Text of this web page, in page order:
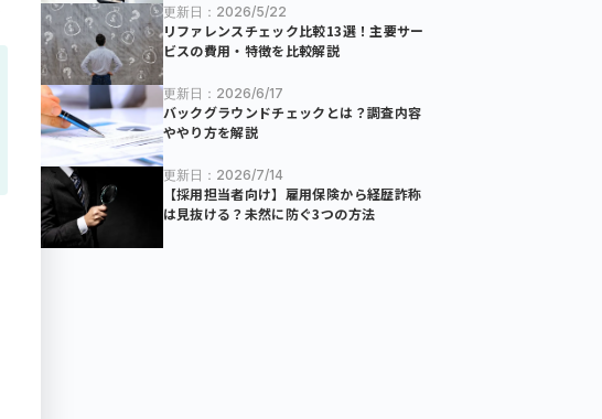
更新日：2026/5/22
リファレンスチェック比較13選！主要サー
ビスの費用・特徴を比較解説
更新日：2026/6/17
バックグラウンドチェックとは？調査内容
ややり方を解説
更新日：2026/7/14
【採用担当者向け】雇用保険から経歴詐称
は見抜ける？未然に防ぐ3つの方法